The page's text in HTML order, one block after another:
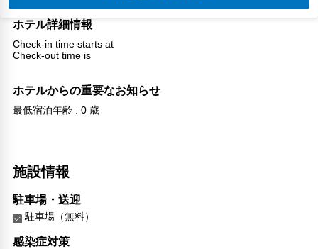
ホテル詳細情報
Check-in time starts at
Check-out time is
ホテルからの重要なお知らせ
最低宿泊年齢 : 0 歳
施設情報
駐車場・送迎
駐車場（無料）
感染症対策